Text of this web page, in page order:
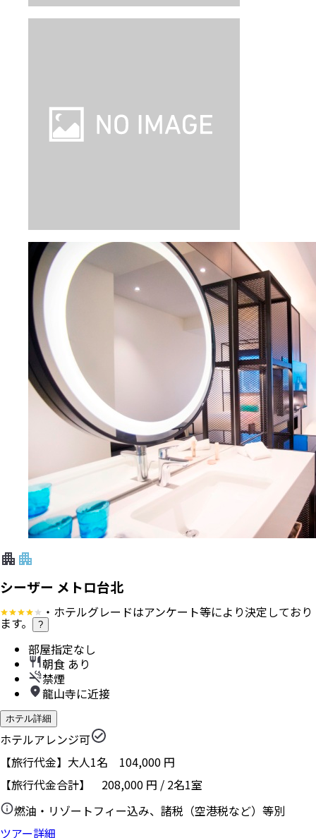
シーザー メトロ台北
・ホテルグレードはアンケート等により決定しており
ます。 ?
部屋指定なし
朝食 あり
禁煙
龍山寺に近接
ホテル詳細
ホテルアレンジ可
【旅行代金】大人1名 104,000 円
【旅行代金合計】 208,000 円 / 2名1室
燃油・リゾートフィー込み、諸税（空港税など）等別
ツアー詳細